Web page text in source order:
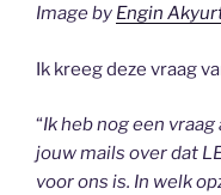
Image by Engin
Ik kreeg deze vraag
“Ik heb nog een vraag
jouw mails over dat
voor ons is. In welk